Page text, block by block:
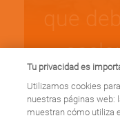
que
Tu privacidad es
Utilizamos cookies
nuestras páginas web:
muestran cómo utiliza